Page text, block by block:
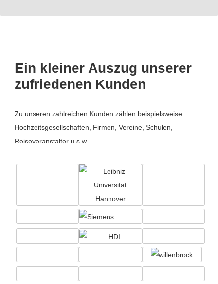
Ein kleiner Auszug unserer
zufriedenen Kunden
Zu unseren zahlreichen Kunden zählen beispielsweise:
Hochzeitsgesellschaften, Firmen, Vereine, Schulen,
Reiseveranstalter u.s.w.